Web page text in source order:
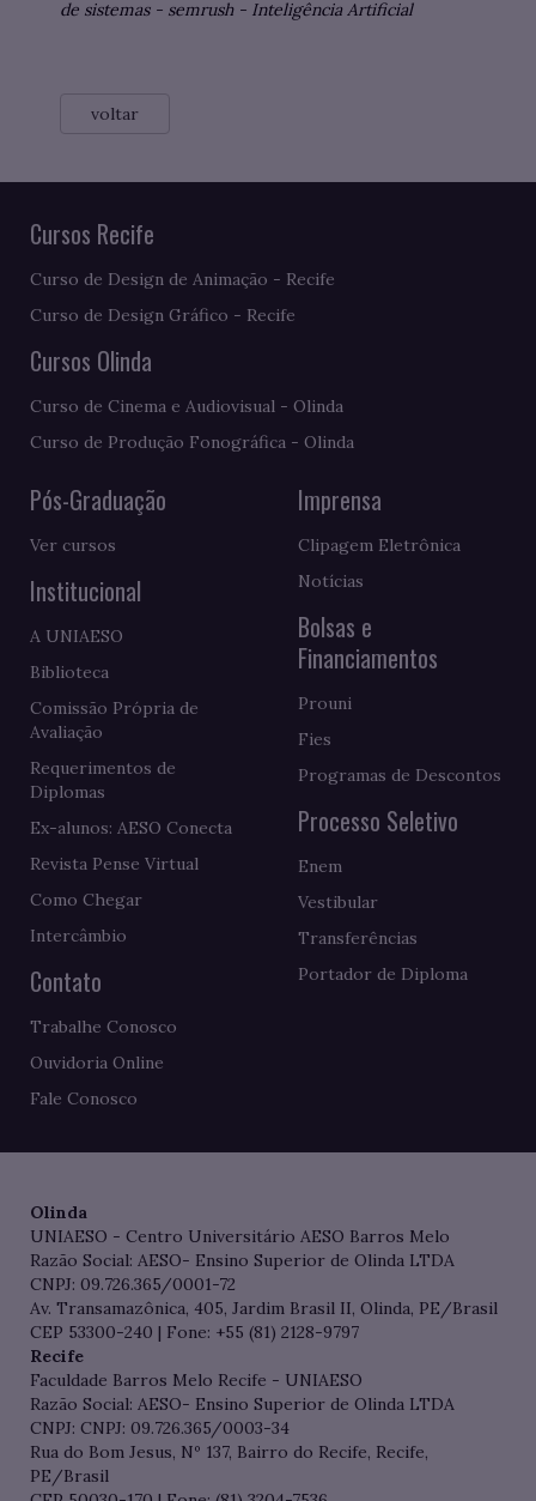
de sistemas- semrush- Inteligência Artificial
voltar
Cursos Recife
Curso de Design de Animação - Recife
Curso de Design Gráfico - Recife
Cursos Olinda
Curso de Cinema e Audiovisual - Olinda
Curso de Produção Fonográfica - Olinda
Pós-Graduação
Ver cursos
Institucional
A UNIAESO
Biblioteca
Comissão Própria de
Avaliação
Requerimentos de
Diplomas
Ex-alunos: AESO Conecta
Revista Pense Virtual
Como Chegar
Intercâmbio
Contato
Trabalhe Conosco
Ouvidoria Online
Fale Conosco
Imprensa
Clipagem Eletrônica
Notícias
Bolsas e
Financiamentos
Prouni
Fies
Programas de Descontos
Processo Seletivo
Enem
Vestibular
Transferências
Portador de Diploma
Olinda
UNIAESO - Centro Universitário AESO Barros Melo
Razão Social: AESO- Ensino Superior de Olinda LTDA
CNPJ: 09.726.365/0001-72
Av. Transamazônica, 405, Jardim Brasil II, Olinda, PE/Brasil
CEP 53300-240 | Fone: +55 (81) 2128-9797
Recife
Faculdade Barros Melo Recife - UNIAESO
Razão Social: AESO- Ensino Superior de Olinda LTDA
CNPJ: CNPJ: 09.726.365/0003-34
Rua do Bom Jesus, Nº 137, Bairro do Recife, Recife,
PE/Brasil